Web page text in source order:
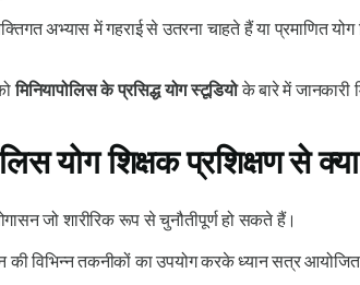
अभ्यास में गहराई से उतरना चाहते हैं या प्रमाणित
मिनियापोलिस के प्रसिद्ध योग स्टूडियोके बारे में
योग शिक्षक प्रशिक्षण से
जो शारीरिक रूप से चुनौतीपूर्ण हो सकते हैं।
की विभिन्न तकनीकों का उपयोग करके ध्यान सत्र